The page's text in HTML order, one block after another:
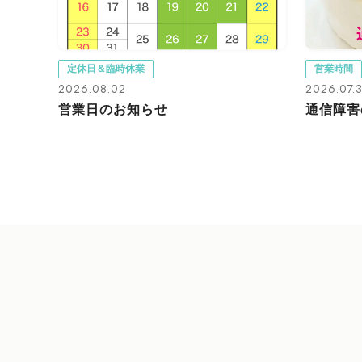
定休日＆臨時休業
2026.08.02
営業日のお知らせ
営業時間
通信障